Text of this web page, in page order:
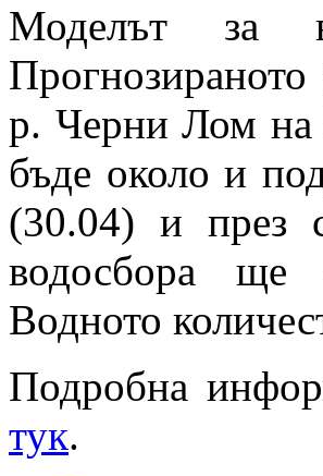
Моделът за
р. Черни Лом на
бъде около и
(30.04) и през
водосбора ще
Водното
Подробна
тук.